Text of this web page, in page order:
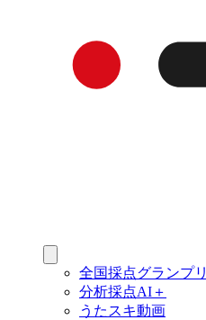
全国採点グランプリ
分析採点AI＋
うたスキ動画